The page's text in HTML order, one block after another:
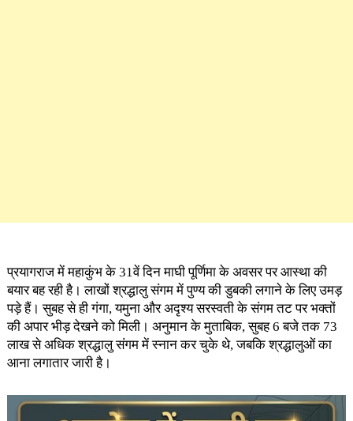
प्रयागराज में महाकुंभ के 31वें दिन माघी पूर्णिमा के अवसर पर आस्था की
बयार बह रही है। लाखों श्रद्धालु संगम में पुण्य की डुबकी लगाने के लिए उमड़
पड़े हैं। सुबह से ही गंगा, यमुना और अदृश्य सरस्वती के संगम तट पर भक्तों
की अपार भीड़ देखने को मिली। अनुमान के मुताबिक, सुबह 6 बजे तक 73
लाख से अधिक श्रद्धालु संगम में स्नान कर चुके थे, जबकि श्रद्धालुओं का
आना लगातार जारी है।